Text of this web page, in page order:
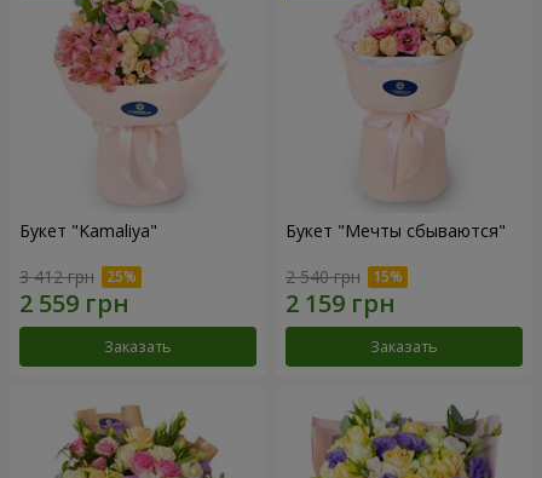
Букет "Kamaliya"
3 412 грн
Заказать
Букет "Мечты сбываются"
2 540 грн
Заказать